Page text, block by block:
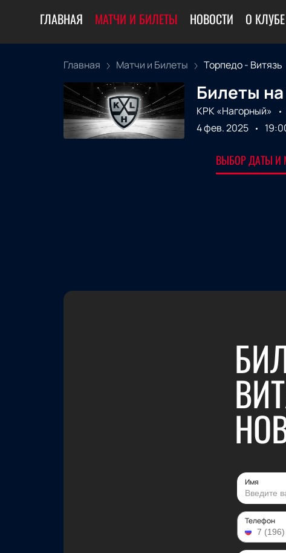
ГЛАВНАЯ МАТЧИ И БИЛЕТЫ НОВОСТИ О КЛУБЕ
Главная Матчи и Билеты Торпедо - Витязь
Билеты
КРК «Нагорный»
4 фев. 2025
ВЫБОР ДАТЫ И
Имя
Телефон